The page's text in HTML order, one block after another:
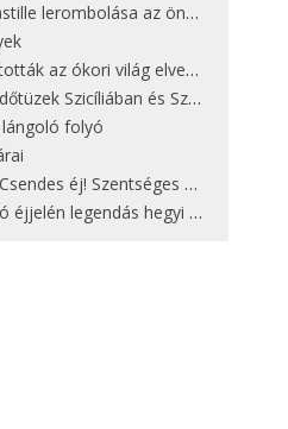
az önkényuralom végét jelentette
elveszett híres szobrának másolatát
Szicíliában és Szardínián
folyó
éj! Szentséges éj!”
hegyi tüzek világítják meg Zugspitzét